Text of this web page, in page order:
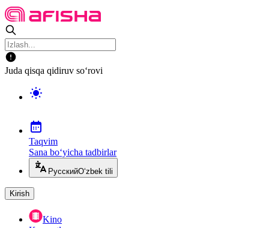
Juda qisqa qidiruv so‘rovi
Taqvim
Sana bo‘yicha tadbirlar
РусскийO‘zbek tili
Kirish
Kino